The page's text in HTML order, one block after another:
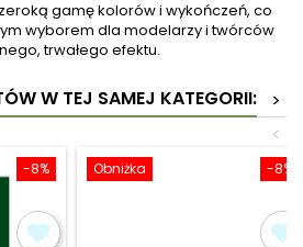
gamę kolorów i wykończeń, co
wyborem dla modelarzy i twórców
trwałego efektu.
W TEJ SAMEJ KATEGORII:
>
<
-8% -8%
Obniżka